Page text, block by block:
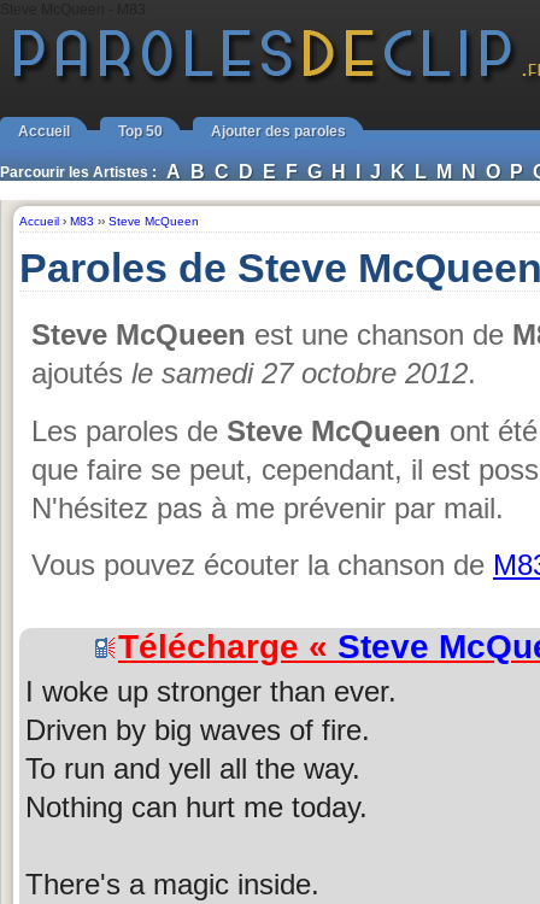
Accueil Top 50 Ajouter des paroles
Parcourir les Artistes : A B C D E F G H I J K L M N O P
Accueil › M83 ›› Steve McQueen
Paroles de Steve
Steve McQueen est une chanson de
ajoutés le samedi 27 octobre 2012.
Les paroles de Steve McQueen ont
que faire se peut, cependant, il est
N'hésitez pas à me prévenir par mail.
Vous pouvez écouter la chanson de
Télécharge « Steve
I woke up stronger than ever.
Driven by big waves of fire.
To run and yell all the way.
Nothing can hurt me today.
There's a magic inside.